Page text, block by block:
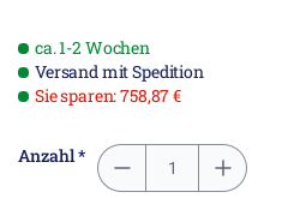
ca. 1-2 Wochen
Versand mit Spedition
Sie sparen: 758,87 €
Anzahl *